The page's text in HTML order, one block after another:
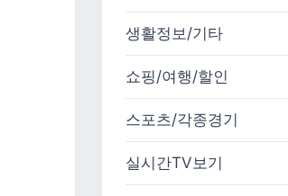
생활정보/기타
쇼핑/여행/할인
스포츠/각종경기
실시간TV보기